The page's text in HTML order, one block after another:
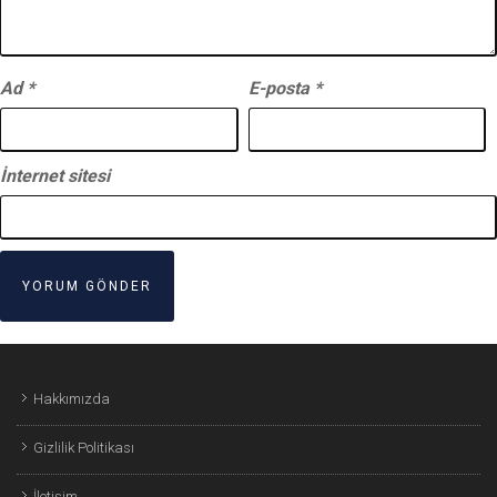
Ad * E-posta *
İnternet sitesi
Hakkımızda
Gizlilik Politikası